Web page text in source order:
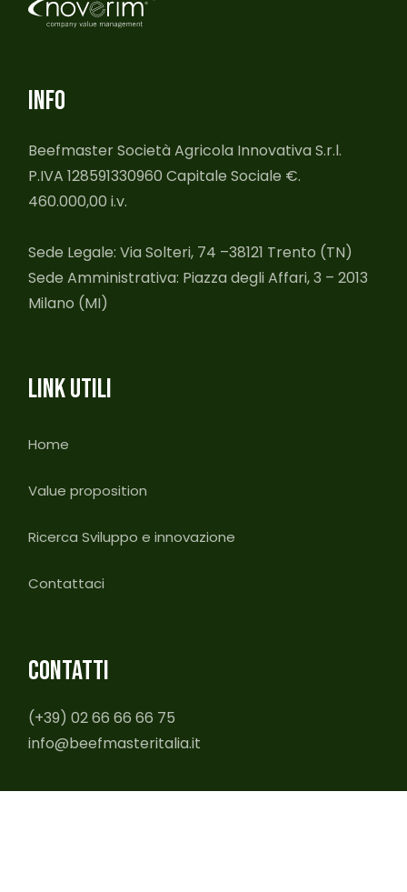
INFO
Beefmaster Società Agricola Innovativa S.r.l.
P.IVA 128591330960 Capitale Sociale €.
460.000,00 i.v.
Sede Legale: Via Solteri, 74 –38121 Trento (TN)
Sede Amministrativa: Piazza degli Affari, 3 – 2013
Milano (MI)
LINK UTILI
Home
Value proposition
Ricerca Sviluppo e innovazione
Contattaci
CONTATTI
(+39) 02 66 66 66 75
info@beefmasteritalia.it